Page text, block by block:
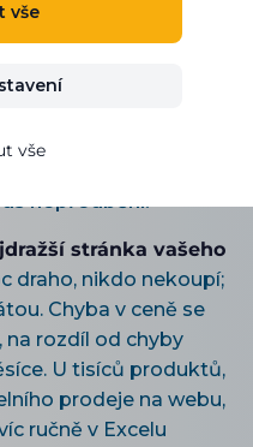
a
TOP produktů po
nepředběhl.
stránka vašeho
draho, nikdo nekoupí;
Chyba v ceně se
rozdíl od chyby
U tisíců produktů,
prodeje na webu,
ručně v Excelu
vše
vše